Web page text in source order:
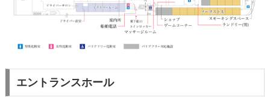
エントランスホール